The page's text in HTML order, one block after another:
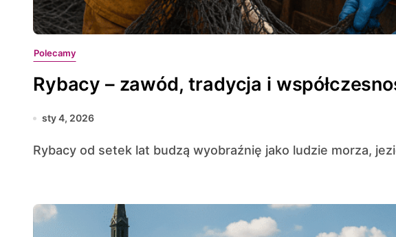
Polecamy
Rybacy – zawód, tradycja i
sty 4, 2026
Rybacy od setek lat budzą wyobraźnię jako ludzie morza,